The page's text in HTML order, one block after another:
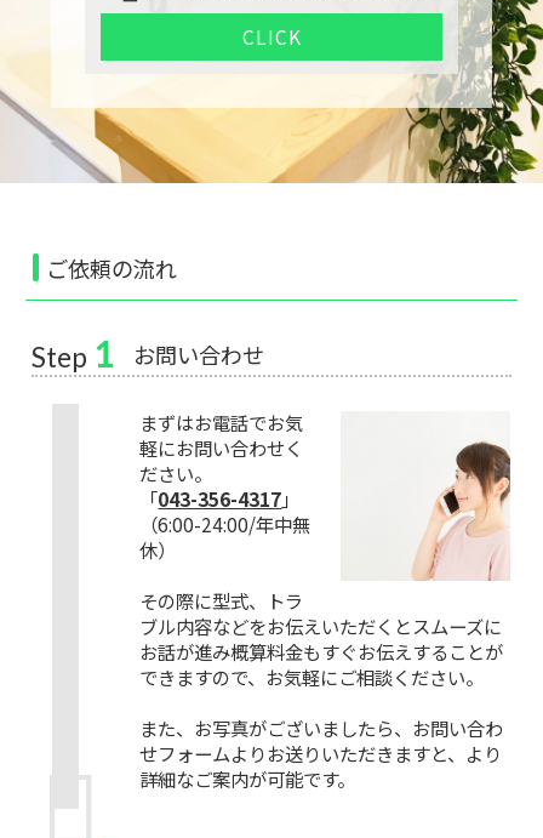
CLICK
ご依頼の流れ
Step 1 お問い合わせ
まずはお電話でお気
軽にお問い合わせく
ださい。
「043-356-4317」
（6:00-24:00/年中無
休）
その際に型式、トラ
ブル内容などをお伝えいただくとスムーズに
お話が進み概算料金もすぐお伝えすることが
できますので、お気軽にご相談ください。
また、お写真がございましたら、お問い合わ
せフォームよりお送りいただきますと、より
詳細なご案内が可能です。